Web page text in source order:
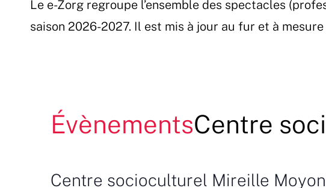
Le e-Zorg regroupe l’ensemble des spectacles
saison 2026-2027. Il est mis à jour au fur et à
ÉvènementsCentre
Centre socioculturel Mireille Moyon